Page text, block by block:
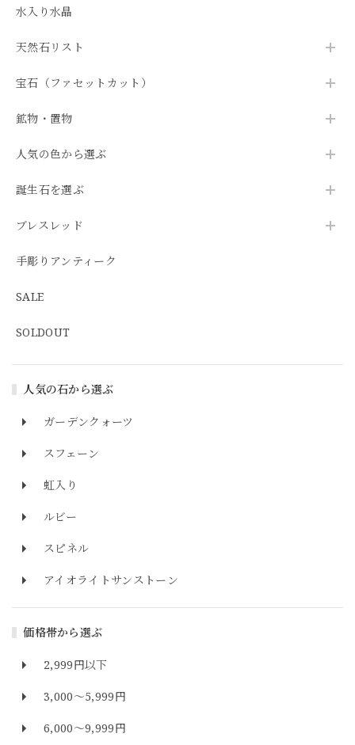
水入り水晶
天然石リスト
宝石（ファセットカット）
鉱物・置物
人気の色から選ぶ
誕生石を選ぶ
ブレスレッド
手彫りアンティーク
SALE
SOLDOUT
人気の石から選ぶ
ガーデンクォーツ
スフェーン
虹入り
ルビー
スピネル
アイオライトサンストーン
価格帯から選ぶ
2,999円以下
3,000～5,999円
6,000～9,999円